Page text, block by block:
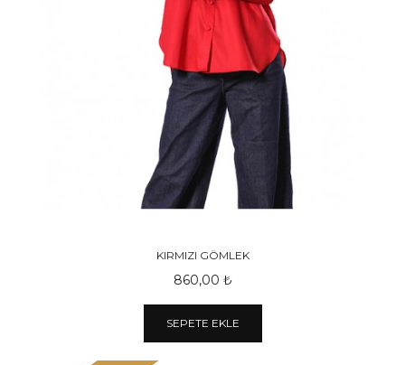
KIRMIZI GÖMLEK
860,00 ₺
SEPETE EKLE